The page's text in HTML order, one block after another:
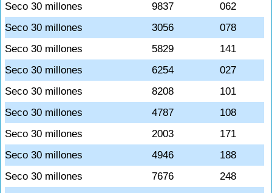
Seco 30 millones
9837
062
Seco 30 millones
3056
078
Seco 30 millones
5829
141
Seco 30 millones
6254
027
Seco 30 millones
8208
101
Seco 30 millones
4787
108
Seco 30 millones
2003
171
Seco 30 millones
4946
188
Seco 30 millones
7676
248